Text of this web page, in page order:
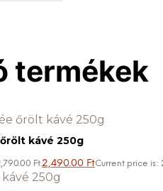
termékek
kávé 250g
Ft.2,490.00 FtCurrent price is: